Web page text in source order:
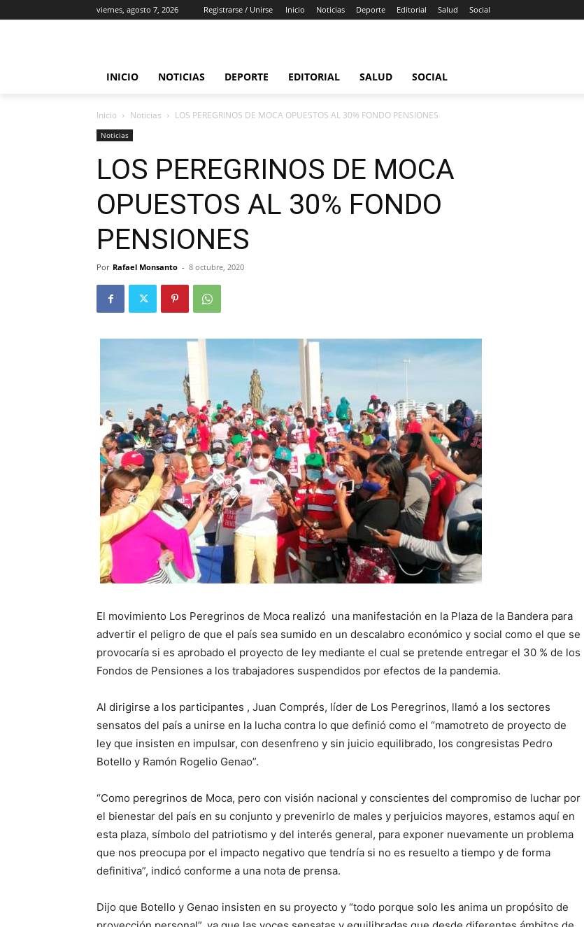
viernes, agosto 7, 2026 Registrarse / Unirse Inicio Noticias Deporte Editorial Salud Social
INICIO NOTICIAS DEPORTE EDITORIAL SALUD SOCIAL
Inicio Noticias LOS PEREGRINOS DE MOCA OPUESTOS AL 30% FONDO PENSIONES
Noticias
LOS PEREGRINOS DE MOCA
OPUESTOS AL 30% FONDO
PENSIONES
Por Rafael Monsanto - 8 octubre, 2020
El movimiento Los Peregrinos de Moca realizó una manifestación en la Plaza de la Bandera para
advertir el peligro de que el país sea sumido en un descalabro económico y social como el que se
provocaría si es aprobado el proyecto de ley mediante el cual se pretende entregar el 30 % de los
Fondos de Pensiones a los trabajadores suspendidos por efectos de la pandemia.
Al dirigirse a los participantes , Juan Comprés, líder de Los Peregrinos, llamó a los sectores
sensatos del país a unirse en la lucha contra lo que definió como el “mamotreto de proyecto de
ley que insisten en impulsar, con desenfreno y sin juicio equilibrado, los congresistas Pedro
Botello y Ramón Rogelio Genao”.
“Como peregrinos de Moca, pero con visión nacional y conscientes del compromiso de luchar por
el bienestar del país en su conjunto y prevenirlo de males y perjuicios mayores, estamos aquí en
esta plaza, símbolo del patriotismo y del interés general, para exponer nuevamente un problema
que nos preocupa por el impacto negativo que tendría si no es resuelto a tiempo y de forma
definitiva”, indicó conforme a una nota de prensa.
Dijo que Botello y Genao insisten en su proyecto y “todo porque solo les anima un propósito de